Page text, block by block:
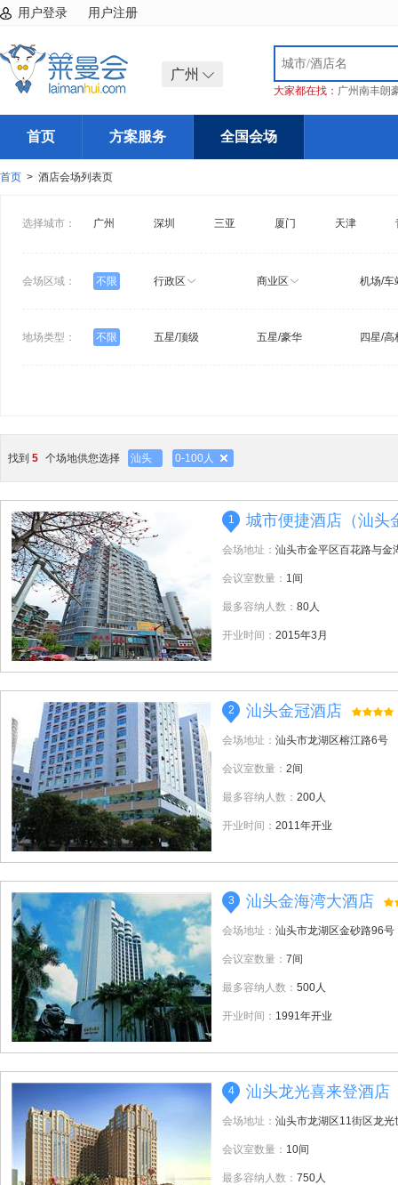
用户登录 用户注册
广州
大家都在找： 广州南丰朗
首页 方案服务 全国会场
首页 > 酒店会场列表页
选择城市： 广州 深圳 三亚 厦门 天津
会场区域： 不限 行政区 商业区 机场/车
地场类型： 不限 五星/顶级 五星/豪华 四星/高
找到 5 个场地供您选择 汕头 0-100人
1 城市便捷酒店（汕头
会场地址： 汕头市金平区百花路与金
会议室数量： 1间
最多容纳人数： 80人
开业时间： 2015年3月
2 汕头金冠酒店
会场地址： 汕头市龙湖区榕江路6号
会议室数量： 2间
最多容纳人数： 200人
开业时间： 2011年开业
3 汕头金海湾大酒店
会场地址： 汕头市龙湖区金砂路96号
会议室数量： 7间
最多容纳人数： 500人
开业时间： 1991年开业
4 汕头龙光喜来登酒店
会场地址： 汕头市龙湖区11街区龙光
会议室数量： 10间
最多容纳人数： 750人